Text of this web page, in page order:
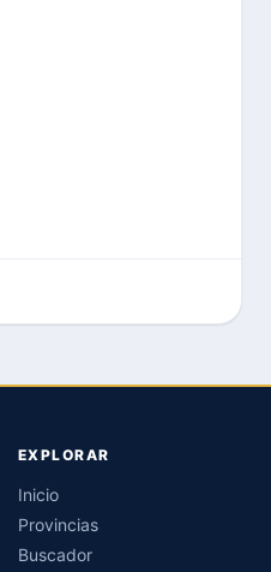
EXPLORAR
Inicio
Provincias
Buscador